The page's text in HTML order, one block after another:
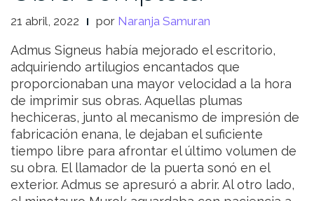
21 abril, 2022 por Naranja Samuran
Admus Signeus había mejorado el escritorio,
adquiriendo artilugios encantados que
proporcionaban una mayor velocidad a la hora
de imprimir sus obras. Aquellas plumas
hechiceras, junto al mecanismo de impresión de
fabricación enana, le dejaban el suficiente
tiempo libre para afrontar el último volumen de
su obra. El llamador de la puerta sonó en el
exterior. Admus se apresuró a abrir. Al otro lado,